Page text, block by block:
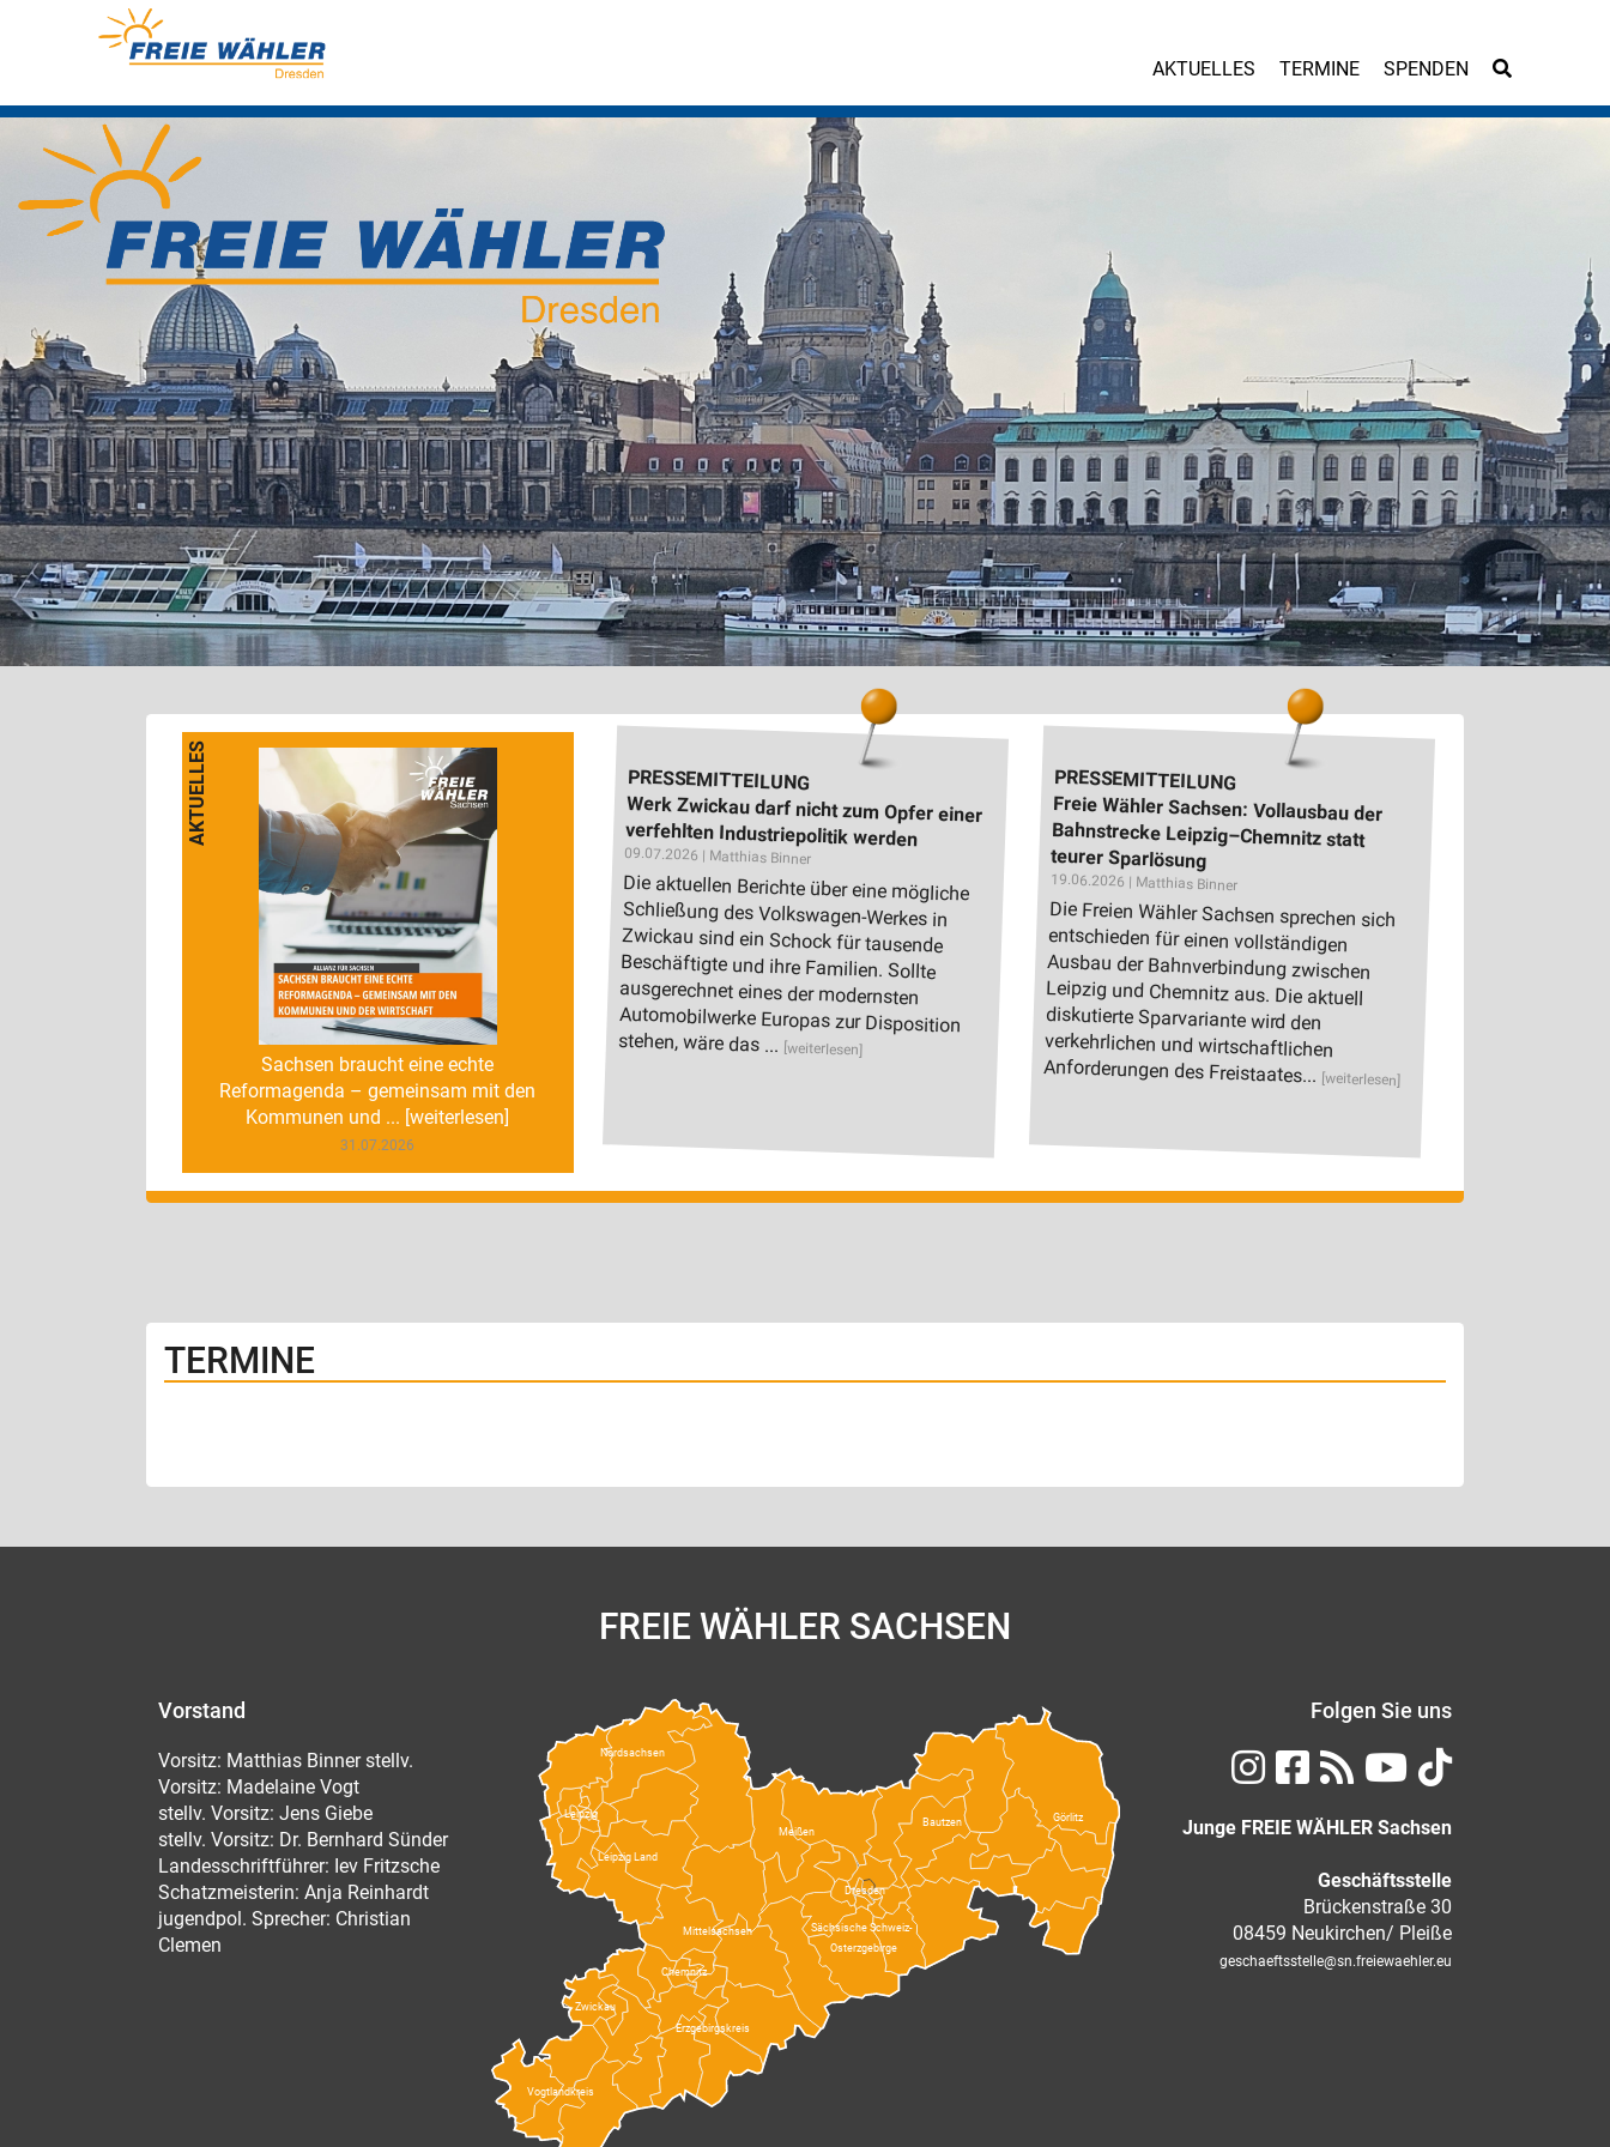
AKTUELLES TERMINE SPENDEN
AKTUELLES
Sachsen braucht eine echte
Reformagenda – gemeinsam mit den
Kommunen und ... [weiterlesen]
31.07.2026
PRESSEMITTEILUNG
Werk Zwickau darf nicht zum Opfer einer
verfehlten Industriepolitik werden
09.07.2026 | Matthias Binner
Die aktuellen Berichte über eine mögliche
Schließung des Volkswagen-Werkes in
Zwickau sind ein Schock für tausende
Beschäftigte und ihre Familien. Sollte
ausgerechnet eines der modernsten
Automobilwerke Europas zur Disposition
stehen, wäre das ... [weiterlesen]
PRESSEMITTEILUNG
Freie Wähler Sachsen: Vollausbau der
Bahnstrecke Leipzig–Chemnitz statt
teurer Sparlösung
19.06.2026 | Matthias Binner
Die Freien Wähler Sachsen sprechen sich
entschieden für einen vollständigen
Ausbau der Bahnverbindung zwischen
Leipzig und Chemnitz aus. Die aktuell
diskutierte Sparvariante wird den
verkehrlichen und wirtschaftlichen
Anforderungen des Freistaates... [weiterlesen]
TERMINE
FREIE WÄHLER SACHSEN
Vorstand
Vorsitz: Matthias Binner stellv.
Vorsitz: Madelaine Vogt
stellv. Vorsitz: Jens Giebe
stellv. Vorsitz: Dr. Bernhard Sünder
Landesschriftführer: Iev Fritzsche
Schatzmeisterin: Anja Reinhardt
jugendpol. Sprecher: Christian
Clemen
Bautzen Görlitz
Leipzig
Leipzig Land
Meißen
Erzgebirgskreis
Mittelsachsen
Nordsachsen
Osterzgebirge
Sächsische Schweiz-
Vogtlandkreis
Zwickau
Dresden
Chemnitz
Folgen Sie uns
Junge FREIE WÄHLER Sachsen
Geschäftsstelle
Brückenstraße 30
08459 Neukirchen/ Pleiße
geschaeftsstelle@sn.freiewaehler.eu